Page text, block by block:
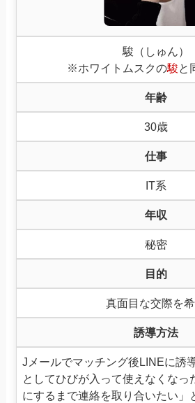
駿（しゅん）
※ホワイトムスクの駿と
年齢
30歳
仕事
IT系
年収
秘密
目的
真面目な交際を
誘導方法
Jメールでマッチング後LINEに誘
としてひびが入って使えなくなっ
にするまで連絡を取り合いたい」